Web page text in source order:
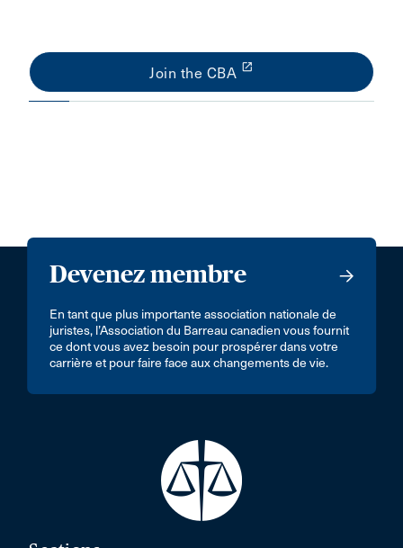
Join the CBA launch
Devenez membre
En tant que plus importante association nationale de
juristes, l’Association du Barreau canadien vous fournit
ce dont vous avez besoin pour prospérer dans votre
carrière et pour faire face aux changements de vie.